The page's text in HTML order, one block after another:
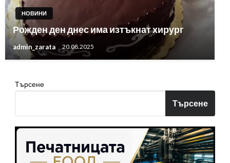
НОВИНИ
Рожден ден днес има изтъкнат хирург
admin_zarata 20.08.2025
Търсене
Търсене